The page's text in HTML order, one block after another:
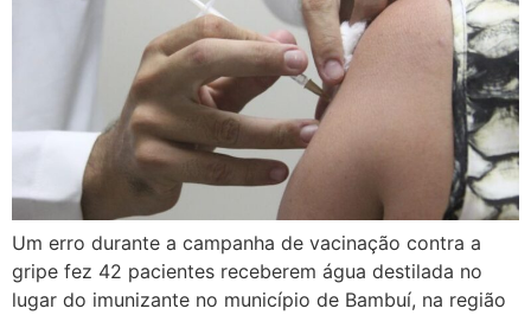
Um erro durante a campanha de vacinação contra a
gripe fez 42 pacientes receberem água destilada no
lugar do imunizante no município de Bambuí, na região